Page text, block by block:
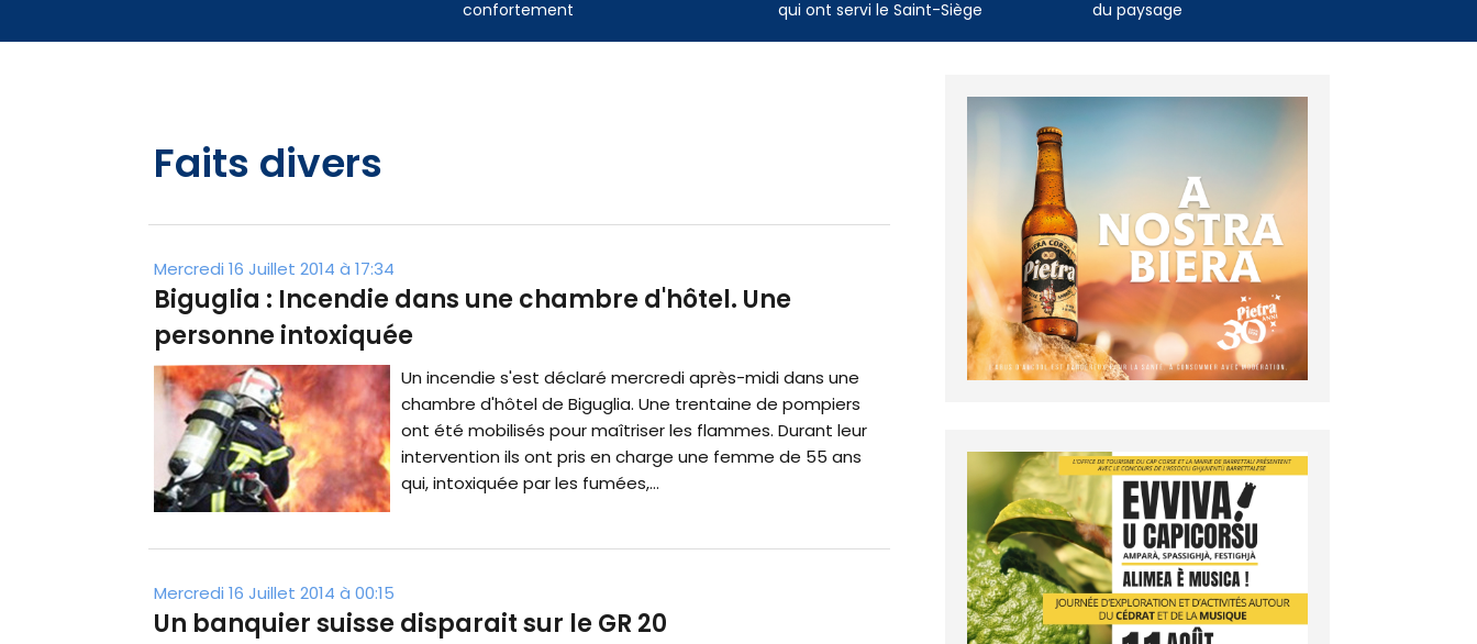
confortement
qui ont servi le Saint-Siège
du paysage
Faits divers
Mercredi 16 Juillet 2014 à 17:34
Biguglia : Incendie dans une chambre d'hôtel. Une
personne intoxiquée
Un incendie s'est déclaré mercredi après-midi dans une
chambre d'hôtel de Biguglia. Une trentaine de pompiers
ont été mobilisés pour maîtriser les flammes. Durant leur
intervention ils ont pris en charge une femme de 55 ans
qui, intoxiquée par les fumées,...
Mercredi 16 Juillet 2014 à 00:15
Un banquier suisse disparait sur le GR 20